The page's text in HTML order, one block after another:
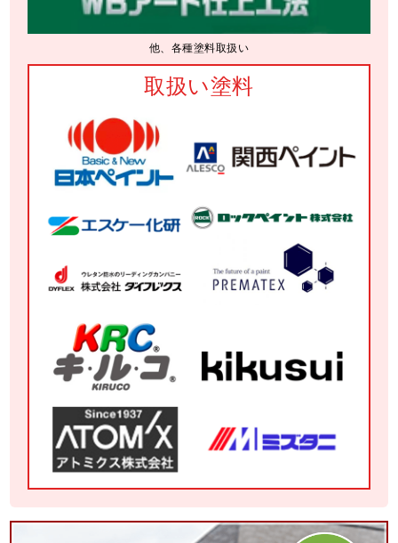
他、各種塗料取扱い
取扱い塗料